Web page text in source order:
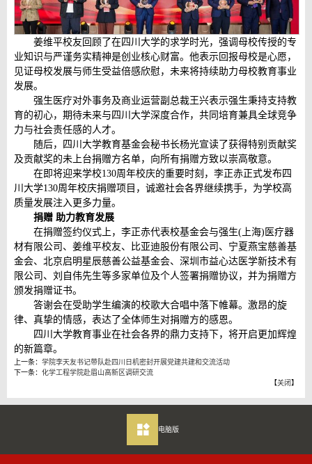
姜维平校友回顾了在四川大学的求学时光，强调母校传授的专
业知识与严谨务实精神是创业核心财富。他表示回报母校是心愿，
见证母校发展与师生受益倍感欣慰，未来将持续助力母校教育事业
发展。
强生医疗对外事务及商业运营副总裁王兴表示强生秉持支持教
育的初心，期待未来与四川大学深度合作，共同培育兼具全球竞争
力与社会责任感的人才。
随后，四川大学教育基金会秘书长杨光宣读了获得特别贡献奖
及贡献奖的未上台捐赠方名单，向所有捐赠方致以崇高敬意。
在即将迎来学校130周年校庆的重要时刻，李正赤正式发布四
川大学130周年校庆捐赠项目，诚邀社会各界继续携手，为学校高
质量发展注入更多力量。
捐赠 助力教育发展
在捐赠签约仪式上，李正赤代表校基金会与强生(上海)医疗器
材有限公司、姜维平校友、比亚迪股份有限公司、宁夏燕宝慈善基
金会、北京启明星辰慈善公益基金会、深圳市益心达医学新技术有
限公司、刘自伟先生等多家单位及个人签署捐赠协议，并为捐赠方
颁发捐赠证书。
答谢会在受助学生编演的校歌大合唱中落下帷幕。激昂的旋
律、真挚的情感，表达了全体师生对捐赠方的感恩。
四川大学教育事业在社会各界的鼎力支持下，将开启更加辉煌
的新篇章。
上一条： 学院李天友书记带队赴四川日机密封开展党建共建和交流活动
下一条： 化学工程学院赴眉山高新区调研交流
【关闭】
电脑版